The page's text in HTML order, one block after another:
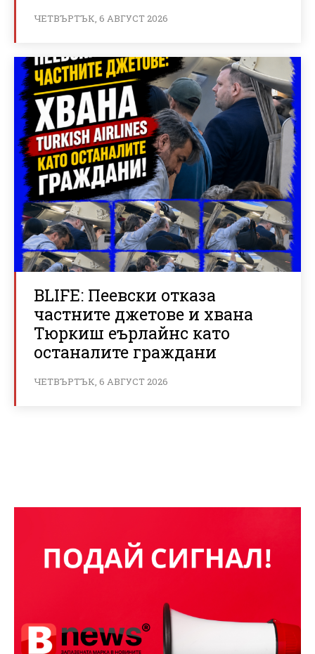
ЧЕТВЪРТЪК, 6 АВГУСТ 2026
BLIFE: Пеевски отказа
частните джетове и хвана
Тюркиш еърлайнс като
останалите граждани
ЧЕТВЪРТЪК, 6 АВГУСТ 2026